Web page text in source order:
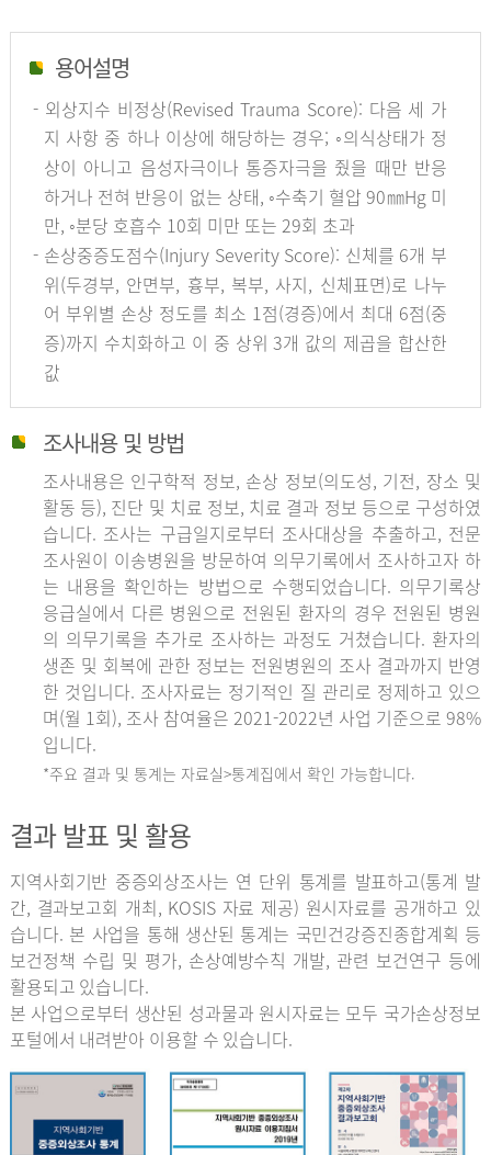
용어설명
- 외상지수 비정상(Revised Trauma Score): 다음 세 가
지 사항 중 하나 이상에 해당하는 경우; ◦의식상태가 정
상이 아니고 음성자극이나 통증자극을 줬을 때만 반응
하거나 전혀 반응이 없는 상태, ◦수축기 혈압 90㎜Hg 미
만, ◦분당 호흡수 10회 미만 또는 29회 초과
- 손상중증도점수(Injury Severity Score): 신체를 6개 부
위(두경부, 안면부, 흉부, 복부, 사지, 신체표면)로 나누
어 부위별 손상 정도를 최소 1점(경증)에서 최대 6점(중
증)까지 수치화하고 이 중 상위 3개 값의 제곱을 합산한
값
조사내용 및 방법
조사내용은 인구학적 정보, 손상 정보(의도성, 기전, 장소 및
활동 등), 진단 및 치료 정보, 치료 결과 정보 등으로 구성하였
습니다. 조사는 구급일지로부터 조사대상을 추출하고, 전문
조사원이 이송병원을 방문하여 의무기록에서 조사하고자 하
는 내용을 확인하는 방법으로 수행되었습니다. 의무기록상
응급실에서 다른 병원으로 전원된 환자의 경우 전원된 병원
의 의무기록을 추가로 조사하는 과정도 거쳤습니다. 환자의
생존 및 회복에 관한 정보는 전원병원의 조사 결과까지 반영
한 것입니다. 조사자료는 정기적인 질 관리로 정제하고 있으
며(월 1회), 조사 참여율은 2021-2022년 사업 기준으로 98%
입니다.
*주요 결과 및 통계는 자료실>통계집에서 확인 가능합니다.
결과 발표 및 활용
지역사회기반 중증외상조사는 연 단위 통계를 발표하고(통계 발
간, 결과보고회 개최, KOSIS 자료 제공) 원시자료를 공개하고 있
습니다. 본 사업을 통해 생산된 통계는 국민건강증진종합계획 등
보건정책 수립 및 평가, 손상예방수칙 개발, 관련 보건연구 등에
활용되고 있습니다.
본 사업으로부터 생산된 성과물과 원시자료는 모두 국가손상정보
포털에서 내려받아 이용할 수 있습니다.